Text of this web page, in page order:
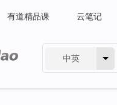
有道精品课 云笔记
中英